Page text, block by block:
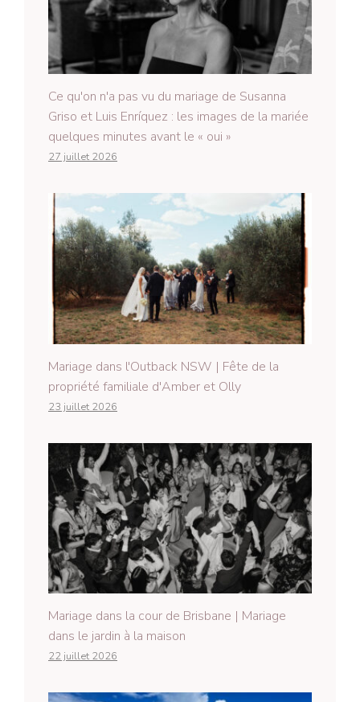
Ce qu'on n'a pas vu du mariage de Susanna
Griso et Luis Enríquez : les images de la mariée
quelques minutes avant le « oui »
27 juillet 2026
Mariage dans l'Outback NSW | Fête de la
propriété familiale d'Amber et Olly
23 juillet 2026
Mariage dans la cour de Brisbane | Mariage
dans le jardin à la maison
22 juillet 2026